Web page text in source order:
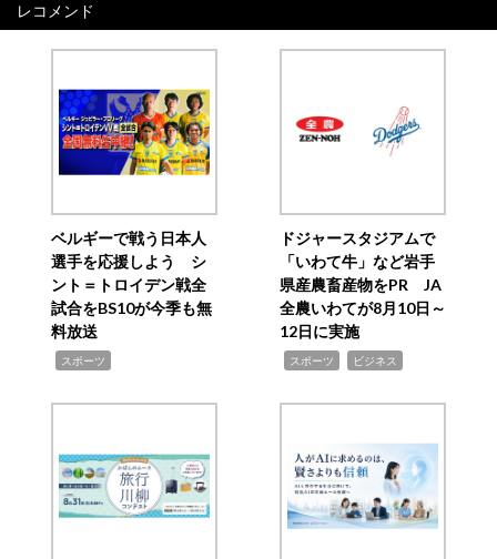
レコメンド
ベルギーで戦う日本人
選手を応援しよう シ
ント＝トロイデン戦全
試合をBS10が今季も無
料放送
スポーツ
ドジャースタジアムで
「いわて牛」など岩手
県産農畜産物をPR JA
全農いわてが8月10日～
12日に実施
スポーツ ビジネス